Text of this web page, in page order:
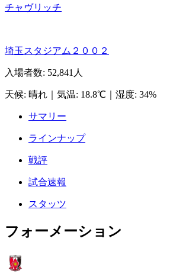
チャヴリッチ
埼玉スタジアム２００２
入場者数: 52,841人
天候: 晴れ 気温: 18.8℃ 湿度: 34%
サマリー
ラインナップ
戦評
試合速報
スタッツ
フォーメーション